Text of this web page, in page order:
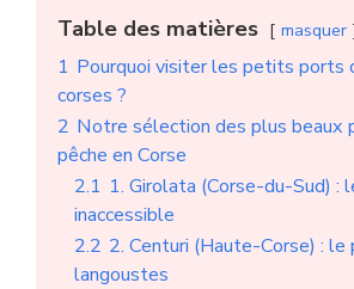
Table des matières masquer
1 Pourquoi visiter les petits ports
corses ?
2 Notre sélection des plus beaux
pêche en Corse
2.1 1. Girolata (Corse-du-Sud) :
inaccessible
2.2 2. Centuri (Haute-Corse) : le
langoustes